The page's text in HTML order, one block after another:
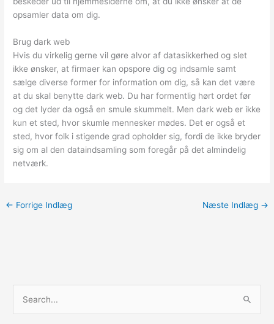
opsamler data om dig.
Brug dark web
Hvis du virkelig gerne vil gøre alvor af datasikkerhed og slet
ikke ønsker, at firmaer kan opspore dig og indsamle samt
sælge diverse former for information om dig, så kan det være
at du skal benytte dark web. Du har formentlig hørt ordet før
og det lyder da også en smule skummelt. Men dark web er ikke
kun et sted, hvor skumle mennesker mødes. Det er også et
sted, hvor folk i stigende grad opholder sig, fordi de ikke bryder
sig om al den dataindsamling som foregår på det almindelig
netværk.
← Forrige Indlæg Næste Indlæg →